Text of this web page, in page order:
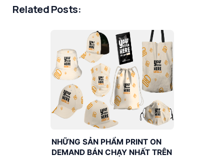
Related Posts:
NHỮNG SẢN PHẨM PRINT ON
DEMAND BÁN CHẠY NHẤT TRÊN